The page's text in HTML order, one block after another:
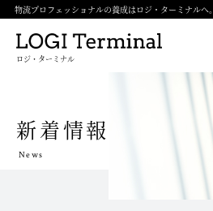
物流プロフェッショナルの養成はロジ・ターミナルへ。
ロジ・ターミナル
新着情報
News